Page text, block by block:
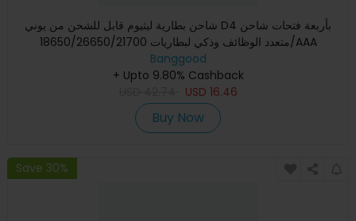
شاحن بطارية ليثيوم قابل للشحن من يوني D4 بأربعة فتحات شاحن
متعدد الوظائف وذكي لبطاريات 18650/26650/21700/AAA
Banggood
+ Upto 9.80% Cashback
USD 16.46
Buy Now
Save 30%